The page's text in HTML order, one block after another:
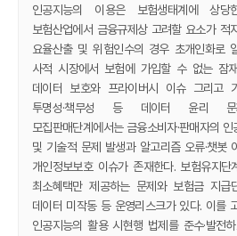
인공지능의 이용은 보험생태계에 상
보험산업에서 금융규제상 고려할 요소가 적
요율산출 및 위험인수의 경우 초개인화로
사적 시장에서 보험에 가입할 수 없는 잠
데이터 보호와 프라이버시 이슈 그리고
투명성·책무성 등 데이터 윤리 문
모집판매단계에서는 금융소비자·판매자의
및 기술적 문제 발생과 알고리즘 오류·챗봇
개인정보보호 이슈가 존재한다. 보험유지
최소혜택만 제공하는 문제와 보험금 지급
데이터 미작동 등 운영리스크가 있다. 이를
인공지능의 활용 시현행 법제를 준수·발전